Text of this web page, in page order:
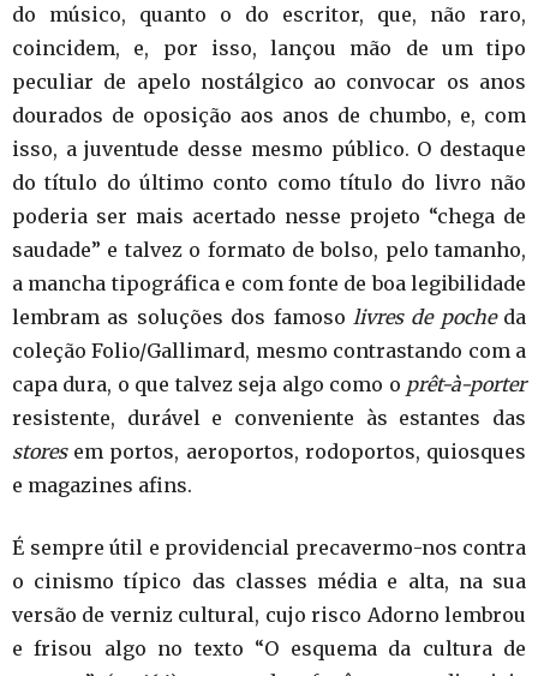
do músico, quanto o do escritor, que, não raro,
coincidem, e, por isso, lançou mão de um tipo
peculiar de apelo nostálgico ao convocar os anos
dourados de oposição aos anos de chumbo, e, com
isso, a juventude desse mesmo público. O destaque
do título do último conto como título do livro não
poderia ser mais acertado nesse projeto “chega de
saudade” e talvez o formato de bolso, pelo tamanho,
a mancha tipográfica e com fonte de boa legibilidade
lembram as soluções dos famoso livres de pocheda
coleção Folio/Gallimard, mesmo contrastando com a
capa dura, o que talvez seja algo como o prêt-à-porter
resistente, durável e conveniente às estantes das
storesem portos, aeroportos, rodoportos, quiosques
e magazines afins.
É sempre útil e providencial precavermo-nos contra
o cinismo típico das classes média e alta, na sua
versão de verniz cultural, cujo risco Adorno lembrou
e frisou algo no texto “O esquema da cultura de